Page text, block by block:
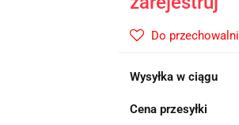
Do przechowalni
Wysyłka w ciągu
Cena przesyłki